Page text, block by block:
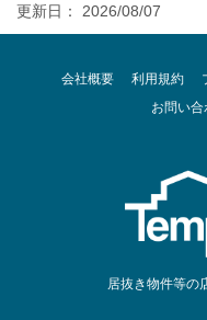
更新日： 2026/08/07
会社概要 利用規約
お問い合
居抜き物件等の